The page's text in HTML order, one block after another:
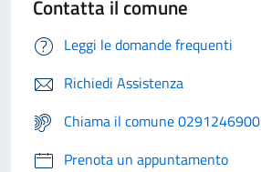
Contatta il comune
Leggi le domande frequenti
Richiedi Assistenza
Chiama il comune 0291246900
Prenota un appuntamento